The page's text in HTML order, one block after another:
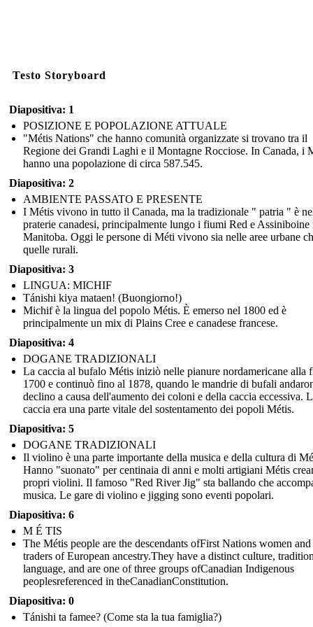
Testo Storyboard
Diapositiva: 1
POSIZIONE E POPOLAZIONE ATTUALE
"Métis Nations" che hanno comunità organizzate si trovano tra il
Regione dei Grandi Laghi e il Montagne Rocciose. In Canada, i
hanno una popolazione di circa 587.545.
Diapositiva: 2
AMBIENTE PASSATO E PRESENTE
I Métis vivono in tutto il Canada, ma la tradizionale " patria " è
praterie canadesi, principalmente lungo i fiumi Red e Assiniboine
Manitoba. Oggi le persone di Méti vivono sia nelle aree urbane
quelle rurali.
Diapositiva: 3
LINGUA: MICHIF
Tánishi kiya mataen! (Buongiorno!)
Michif è la lingua del popolo Métis. È emerso nel 1800 ed è
principalmente un mix di Plains Cree e canadese francese.
Diapositiva: 4
DOGANE TRADIZIONALI
La caccia al bufalo Métis iniziò nelle pianure nordamericane alla
1700 e continuò fino al 1878, quando le mandrie di bufali
declino a causa dell'aumento dei coloni e della caccia eccessiva.
caccia era una parte vitale del sostentamento dei popoli Métis.
Diapositiva: 5
DOGANE TRADIZIONALI
Il violino è una parte importante della musica e della cultura di
Hanno "suonato" per centinaia di anni e molti artigiani Métis
propri violini. Il famoso "Red River Jig" sta ballando che
musica. Le gare di violino e jigging sono eventi popolari.
Diapositiva: 6
M É TIS
The Métis people are the descendants ofFirst Nations women
traders of European ancestry.They have a distinct culture,
language, and are one of three groups ofCanadian Indigenous
peoplesreferenced in theCanadianConstitution.
Diapositiva: 0
Tánishi ta famee? (Come sta la tua famiglia?)